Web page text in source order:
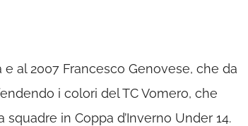
al 2007 Francesco Genovese, che da
i colori del TC Vomero, che
in Coppa d’Inverno Under 14.